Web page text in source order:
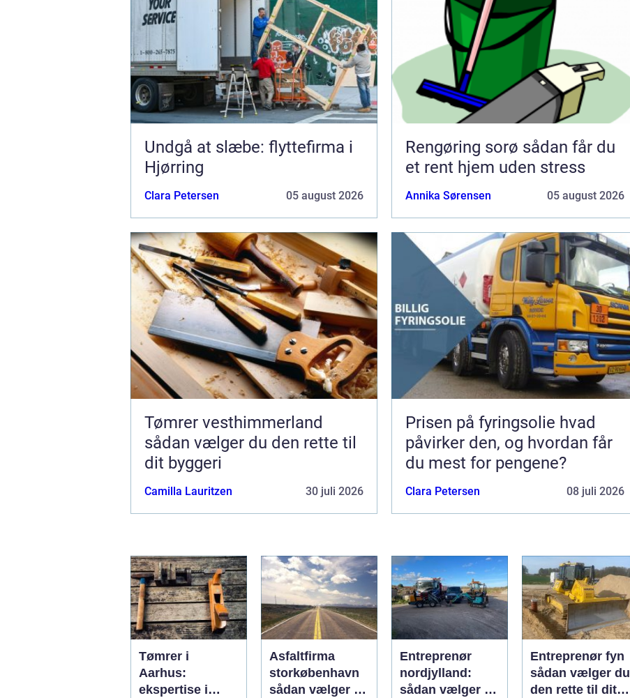
Undgå at slæbe: flyttefirma i
Hjørring
Clara Petersen 05 august 2026
Rengøring sorø sådan får du
et rent hjem uden stress
Annika Sørensen 05 august 2026
Tømrer vesthimmerland
sådan vælger du den rette til
dit byggeri
Camilla Lauritzen 30 juli 2026
Prisen på fyringsolie hvad
påvirker den, og hvordan får
du mest for pengene?
Clara Petersen 08 juli 2026
Tømrer i
Aarhus:
ekspertise i
Asfaltfirma
storkøbenhavn
sådan vælger du
Entreprenør
nordjylland:
sådan vælger du
Entreprenør fyn
sådan vælger du
den rette til dit